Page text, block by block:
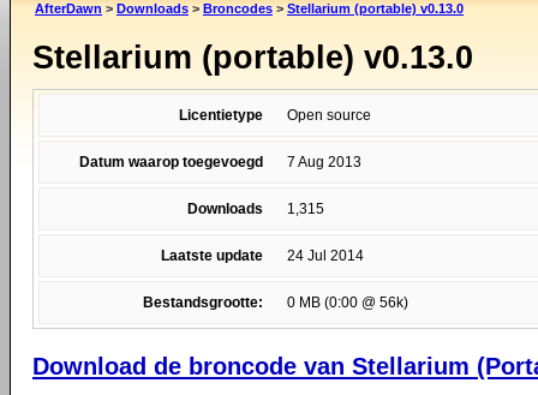
AfterDawn > Downloads > Broncodes > Stellarium (portable) v0.13.0
Stellarium (portable) v0.13.0
Licentietype Open source
Datum waarop toegevoegd 7 Aug 2013
Downloads 1,315
Laatste update 24 Jul 2014
Bestandsgrootte: 0 MB (0:00 @ 56k)
Download de broncode van Stellarium